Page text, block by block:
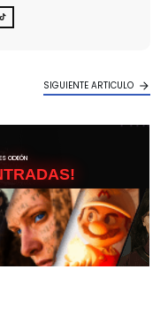
SIGUIENTE ARTICULO
ODEÓN